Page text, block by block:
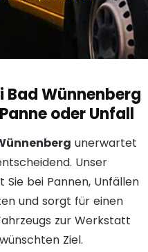
Wünnenberg
oder Unfall
unerwartet
Unser
bei Pannen, Unfällen
und sorgt für einen
zur Werkstatt
Ziel.